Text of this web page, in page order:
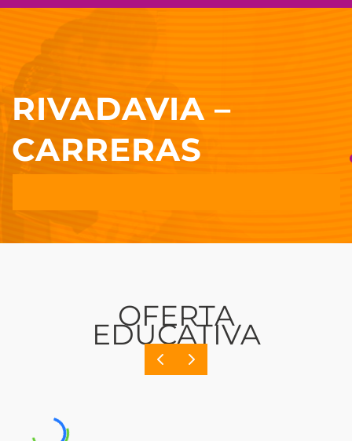
RIVADAVIA –
CARRERAS
OFERTA
EDUCATIVA